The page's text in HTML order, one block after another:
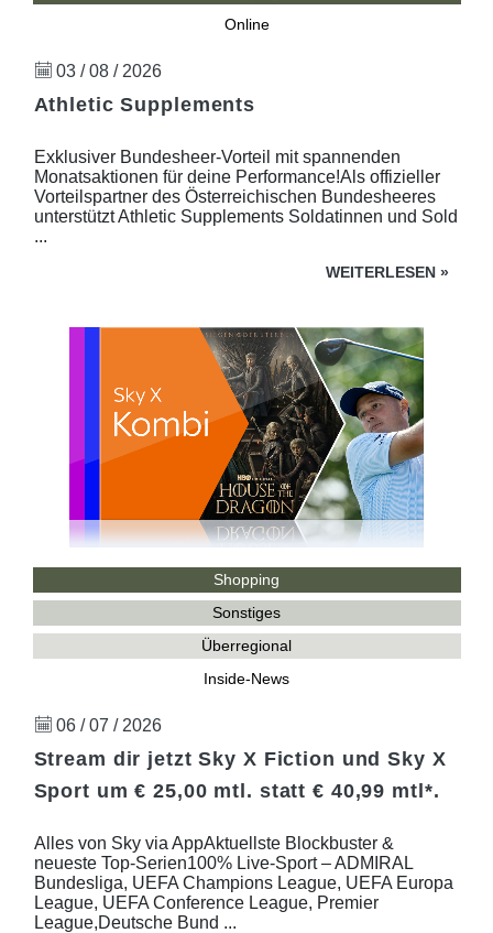
Online
03 / 08 / 2026
Athletic Supplements
Exklusiver Bundesheer-Vorteil mit spannenden
Monatsaktionen für deine Performance!Als offizieller
Vorteilspartner des Österreichischen Bundesheeres
unterstützt Athletic Supplements Soldatinnen und Sold
...
WEITERLESEN »
Shopping
Sonstiges
Überregional
Inside-News
06 / 07 / 2026
Stream dir jetzt Sky X Fiction und Sky X
Sport um € 25,00 mtl. statt € 40,99 mtl*.
Alles von Sky via AppAktuellste Blockbuster &
neueste Top-Serien100% Live-Sport – ADMIRAL
Bundesliga, UEFA Champions League, UEFA Europa
League, UEFA Conference League, Premier
League,Deutsche Bund ...